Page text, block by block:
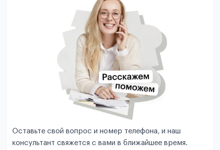
Оставьте свой вопрос и номер телефона, и наш
консультант свяжется с вами в ближайшее время.